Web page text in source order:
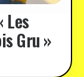
Les
Gru »